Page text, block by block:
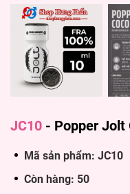
JC10 - Popper Jolt
Mã sản phẩm: JC10
Còn hàng: 50